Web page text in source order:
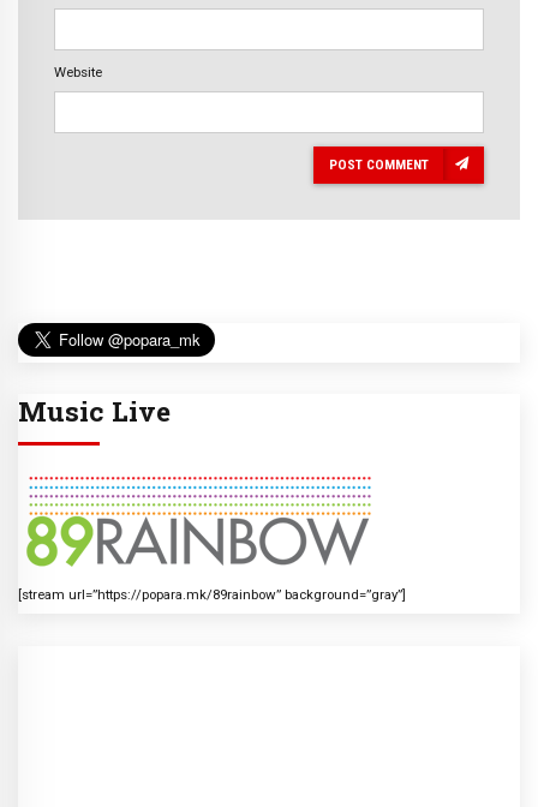
Website
POST COMMENT
Music Live
[stream url=”https://popara.mk/89rainbow” background=”gray”]